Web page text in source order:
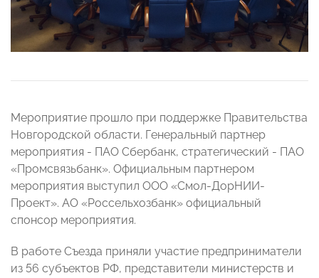
Мероприятие прошло при поддержке Правительства
Новгородской области. Генеральный партнер
мероприятия - ПАО Сбербанк, стратегический - ПАО
«Промсвязьбанк». Официальным партнером
мероприятия выступил ООО «Смол-ДорНИИ-
Проект». АО «Россельхозбанк» официальный
спонсор мероприятия.
В работе Съезда приняли участие предприниматели
из 56 субъектов РФ, представители министерств и